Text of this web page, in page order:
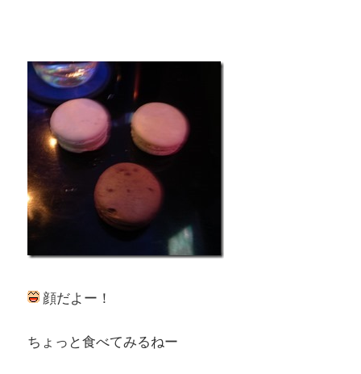
顔だよー！
ちょっと食べてみるねー